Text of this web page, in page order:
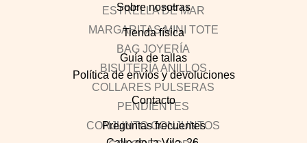
Sobre nosotras
Tienda física
Guía de tallas
Política de envíos y devoluciones
Contacto
Preguntas frecuentes